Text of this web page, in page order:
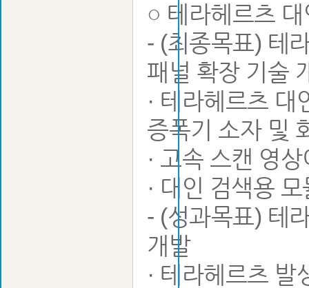
○ 테라헤르츠
- (최종목표) 테
패널 확장 기술
· 테라헤르츠
증폭기 소자 및
· 고속 스캔 영
· 대인 검색용
- (성과목표) 테
개발
· 테라헤르츠